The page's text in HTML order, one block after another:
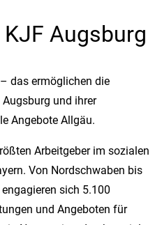
Augsburg
das ermöglichen die
und ihrer
Angebote Allgäu.
Arbeitgeber im sozialen
Von Nordschwaben bis
sich 5.100
und Angeboten für